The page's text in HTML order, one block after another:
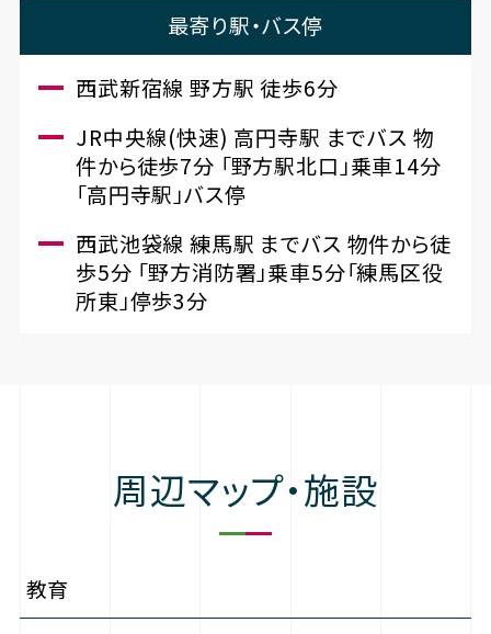
最寄り駅・バス停
西武新宿線 野方駅 徒歩6分
JR中央線(快速) 高円寺駅 までバス 物
件から徒歩7分 「野方駅北口」乗車14分
「高円寺駅」バス停
西武池袋線 練馬駅 までバス 物件から徒
歩5分 「野方消防署」乗車5分「練馬区役
所東」停歩3分
周辺マップ・施設
教育